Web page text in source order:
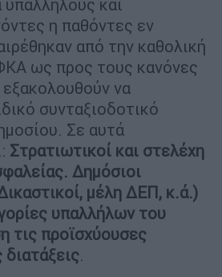
και
η παθόντες εν
από την καθολική
ως προς τους κανόνες
να
συνταξιοδοτικό
Σε αυτά
Στρατιωτικοί και στελέχη
Δημόσιοι
μέλη ΔΕΠ, κ.ά.)
υπαλλήλων του
τις προϊσχύουσες
.